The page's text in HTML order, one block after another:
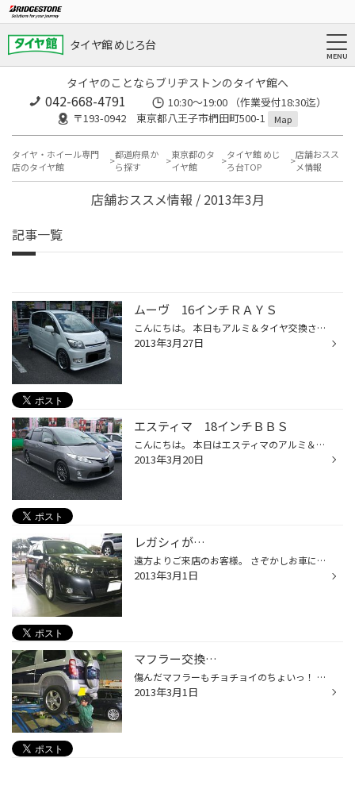
タイヤ館 めじろ台
タイヤのことならブリヂストンのタイヤ館へ
042-668-4791
10:30～19:00 （作業受付18:30迄）
〒193-0942 東京都八王子市椚田町500-1
Map
タイヤ・ホイール専門
店のタイヤ館
都道府県か
ら探す
東京都のタ
イヤ館
タイヤ館 めじ
ろ台TOP
店舗おスス
メ情報
店舗おススメ情報 / 2013年3月
記事一覧
ムーヴ 16インチＲＡＹＳ
こんにちは。 本日もアルミ＆タイヤ交換させていただきました。 こちらのムーヴのオーナー様は、このホイールを指名してご購入いただきました。 １６インチか１７インチかでとても悩みながらも、奥様やご家族のために乗り心地などを配 慮して、１６インチ【ＲＡＹＳ ＲＥ30】をお選びいただきまし...
2013年3月27日
エスティマ 18インチＢＢＳ
こんにちは。 本日はエスティマのアルミ＆タイヤ交換です。 こちらのお客様は、スタッドレスタイヤをご購入時、 夏タイヤはインチアップしてカッコよくしたいですよねｗ的なお話をさせて頂いていたお客様です。 元々、車高は少し下がっていたので、 お客様とお話ししてＢＢＳ【プラチナエディション...
2013年3月20日
レガシィが…
遠方よりご来店のお客様。 さぞかしお車に愛着があるのでしょう、注文ありがとうございまーす！（笑） スピーカー+アンプ+デッドニングのご注文です。 わがままを言って申し訳ないですが少しの間お車お預かりさせていただきます！ 毎日変わりゆくレガシィちゃん…。 おや？スタッフＡ様がトランクの...
2013年3月1日
マフラー交換…
傷んだマフラーもチョチョイのちょいっ！ パジェロミニのマフラー交換ですっ♪ 排気漏れでは車検も通らない（泣） 年数による腐食でサビがでたり、どこかにヒットさせてしまったりと原因は 色々ありますが… やはり排気漏れの爆音マフラーはちょっとマズイ。 スタッフ井口氏、今日も寒い中頑張ってく...
2013年3月1日